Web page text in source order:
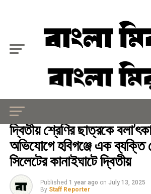
জাতীয়
দ্বিতীয় শ্রেণির ছাত্রকে
অভিযোগে হবিগঞ্জে এক ব্যক্তি
সিলেটের কানাইঘাটে দ্বিতীয়
Published 1 year ago on July 13, 2025
By Staff Reporter